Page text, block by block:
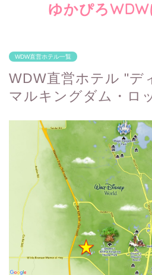
ゆかぴろ
WDW直営ホテル一覧
WDW直営ホテル "デ
マルキングダム・ロ